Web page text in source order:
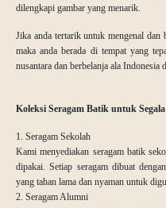
dilengkapi gambar yang menarik.
Jika anda tertarik untuk mengenal
maka anda berada di tempat yang
nusantara dan berbelanja ala
Koleksi Seragam Batik untuk
1. Seragam Sekolah
Kami menyediakan seragam batik
dipakai. Setiap seragam dibuat
yang tahan lama dan nyaman untuk
2. Seragam Alumni